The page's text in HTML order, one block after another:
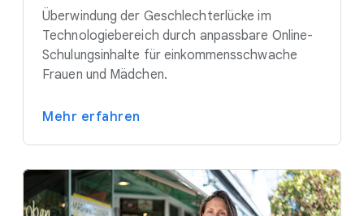
Überwindung der Geschlechterlücke im
Technologiebereich durch anpassbare Online-
Schulungsinhalte für einkommensschwache
Frauen und Mädchen.
Mehr erfahren